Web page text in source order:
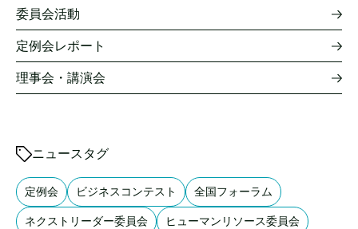
委員会活動
定例会レポート
理事会・講演会
ニュースタグ
定例会 ビジネスコンテスト 全国フォーラム
ネクストリーダー委員会 ヒューマンリソース委員会